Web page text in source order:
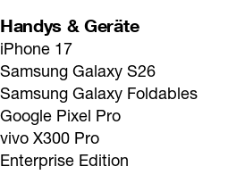
Handys & Geräte
iPhone 17
Samsung Galaxy S26
Samsung Galaxy Foldables
Google Pixel Pro
vivo X300 Pro
Enterprise Edition